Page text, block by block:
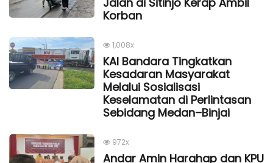
Korban
1,008x
KAI Bandara Tingkatkan
Kesadaran Masyarakat
Melalui Sosialisasi
Keselamatan di Perlintasan
Sebidang Medan–Binjai
972x
Andar Amin Harahap dan KPU